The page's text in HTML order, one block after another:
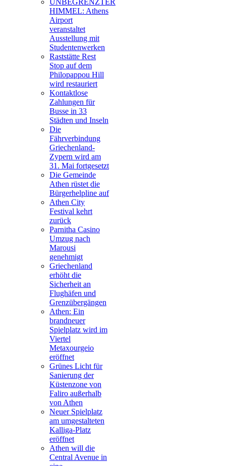
UNBEGRENZTER
HIMMEL: Athens
Airport
veranstaltet
Ausstellung mit
Studentenwerken
Raststätte Rest
Stop auf dem
Philopappou Hill
wird restauriert
Kontaktlose
Zahlungen für
Busse in 33
Städten und Inseln
Die
Fährverbindung
Griechenland-
Zypern wird am
31. Mai fortgesetzt
Die Gemeinde
Athen rüstet die
Bürgerhelpline auf
Athen City
Festival kehrt
zurück
Parnitha Casino
Umzug nach
Marousi
genehmigt
Griechenland
erhöht die
Sicherheit an
Flughäfen und
Grenzübergängen
Athen: Ein
brandneuer
Spielplatz wird im
Viertel
Metaxourgeio
eröffnet
Grünes Licht für
Sanierung der
Küstenzone von
Faliro außerhalb
von Athen
Neuer Spielplatz
am umgestalteten
Kalliga-Platz
eröffnet
Athen will die
Central Avenue in